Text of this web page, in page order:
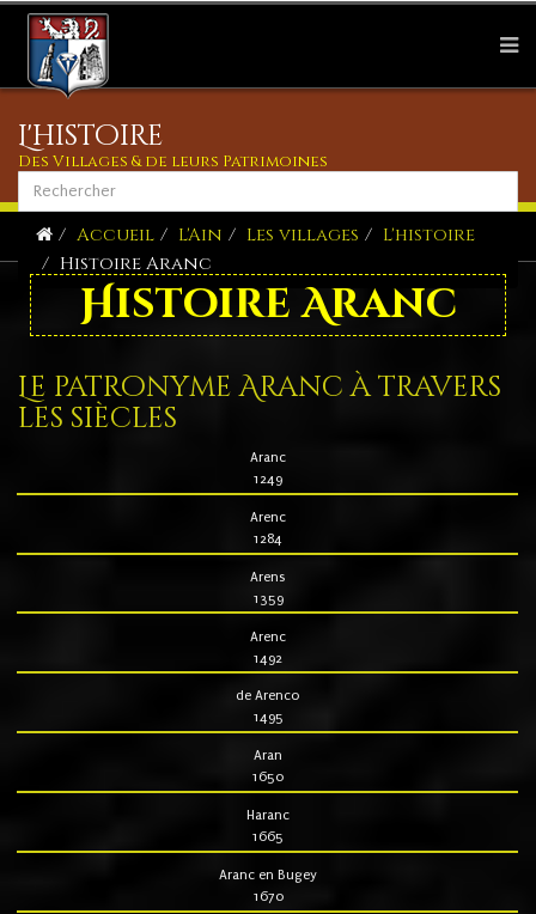
L'histoire
Des Villages & de leurs Patrimoines
Accueil L'Ain Les villages
L'histoire
Histoire Aranc
Histoire Aranc
Le patronyme Aranc à travers
les siècles
Aranc
1249
Arenc
1284
Arens
1359
Arenc
1492
de Arenco
1495
Aran
1650
Haranc
1665
Aranc en Bugey
1670